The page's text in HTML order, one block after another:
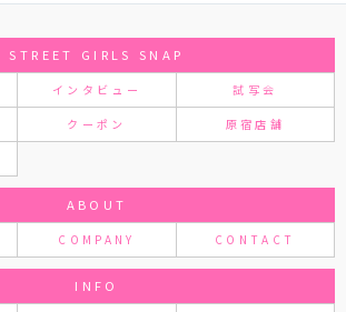
STREET GIRLS SNAP
インタビュー 試写会
クーポン 原宿店舗
ABOUT
COMPANY CONTACT
INFO